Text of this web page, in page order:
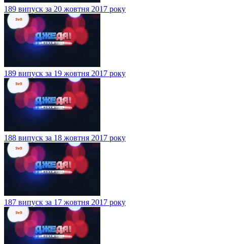
189 випуск за 20 жовтня 2017 року
189 випуск за 19 жовтня 2017 року
188 випуск за 18 жовтня 2017 року
187 випуск за 17 жовтня 2017 року